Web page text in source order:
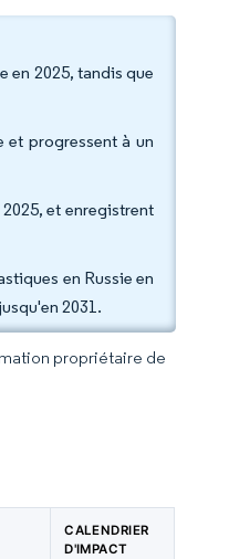
en 2025, tandis que
et progressent à un
et enregistrent
en Russie en
2031.
propriétaire de
CALENDRIER
D'IMPACT